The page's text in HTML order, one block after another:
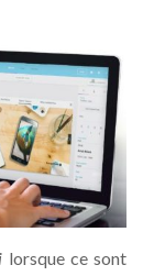
lorsque ce sont